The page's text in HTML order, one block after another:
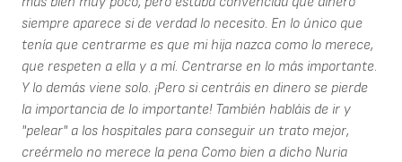
siempre aparece si de verdad lo necesito. En lo único que
tenía que centrarme es que mi hija nazca como lo merece,
que respeten a ella y a mí. Centrarse en lo más importante.
Y lo demás viene solo. ¡Pero si centráis en dinero se pierde
la importancia de lo importante! También habláis de ir y
"pelear" a los hospitales para conseguir un trato mejor,
creérmelo no merece la pena Como bien a dicho Nuria